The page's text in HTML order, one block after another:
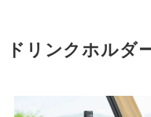
ドリンクホルダ